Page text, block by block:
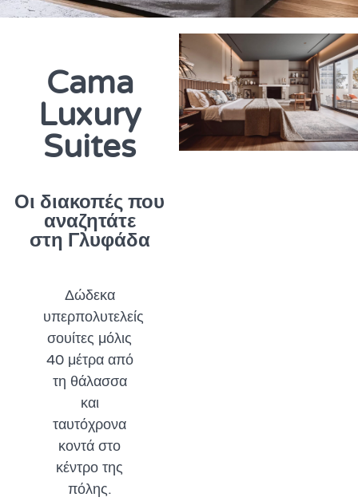
Cama
Luxury
Suites
Οι διακοπές που
αναζητάτε
στη Γλυφάδα
Δώδεκα
υπερπολυτελείς
σουίτες μόλις
40 μέτρα από
τη θάλασσα
και
ταυτόχρονα
κοντά στο
κέντρο της
πόλης.